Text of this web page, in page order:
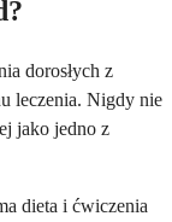
dorosłych z
leczenia. Nigdy nie
jako jedno z
dieta i ćwiczenia